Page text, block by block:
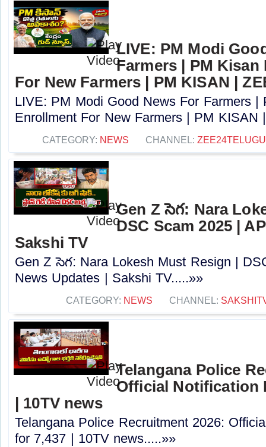
LIVE: PM Modi
Farmers | PM
For New Farmers | PM KISAN |
LIVE: PM Modi Good News For Farmers |
Enrollment For New Farmers | PM KISAN
CATEGORY: NEWS CHANNEL:
Gen Z సెగ: Nara
DSC Scam 2025 |
Sakshi TV
Gen Z సెగ: Nara Lokesh Must Resign |
News Updates | Sakshi TV.....»»
CATEGORY: NEWS CHANNEL:
Telangana Police
Official Notification
| 10TV news
Telangana Police Recruitment 2026:
for 7,437 | 10TV news.....»»